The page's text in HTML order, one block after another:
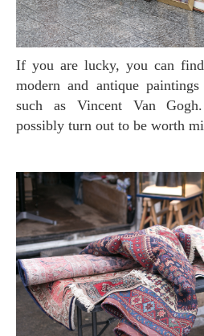
If you are lucky, you can find vintage, mid-century,
modern and antique
such as Vincent Van
possibly turn out to be worth